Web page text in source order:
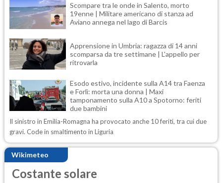
Scompare tra le onde in Salento, morto
19enne | Militare americano di stanza ad
Aviano annega nel lago di Barcis
Apprensione in Umbria: ragazza di 14 anni
scomparsa da tre settimane | L'appello per
ritrovarla
Esodo estivo, incidente sulla A14 tra Faenza
e Forlì: morta una donna | Maxi
tamponamento sulla A10 a Spotorno: feriti
due bambini
Il sinistro in Emilia-Romagna ha provocato anche 10 feriti, tra cui due
gravi. Code in smaltimento in Liguria
Wikimeteo
Costante solare